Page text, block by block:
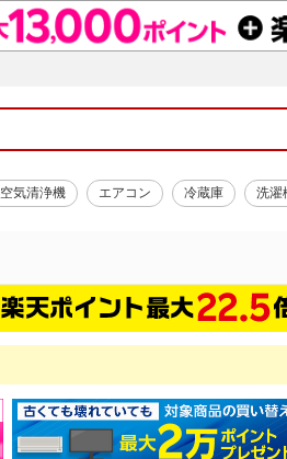
空気清浄機 エアコン 冷蔵庫 洗濯